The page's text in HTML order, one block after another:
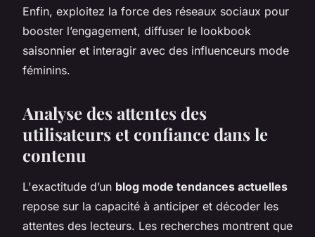
Enfin, exploitez la force des réseaux sociaux pour
booster l’engagement, diffuser le lookbook
saisonnier et interagir avec des influenceurs mode
féminins.
Analyse des attentes des
utilisateurs et confiance dans le
contenu
L'exactitude d’un blog mode tendances actuelles
repose sur la capacité à anticiper et décoder les
attentes des lecteurs. Les recherches montrent que